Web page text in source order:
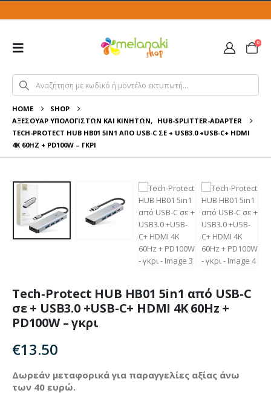
0
HOME
SHOP
ΑΞΕΣΟΥΆΡ ΥΠΟΛΟΓΙΣΤΏΝ ΚΑΙ ΚΙΝΗΤΏΝ, HUB-SPLITTER-ADAPTER
TECH-PROTECT HUB HB01 5IN1 ΑΠΌ USB-C ΣΕ + USB3.0 +USB-C+ HDMI
4K 60HZ + PD100W – ΓΚΡΙ
Tech-Protect HUB HB01 5in1 από USB-C
σε + USB3.0 +USB-C+ HDMI 4K 60Hz +
PD100W – γκρι
€13.50
Δωρεάν μεταφορικά για παραγγελίες αξίας άνω
των 40 ευρώ.